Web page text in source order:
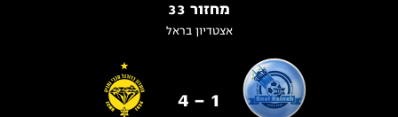
מחזור 33
אצטדיון בראל
1 - 4